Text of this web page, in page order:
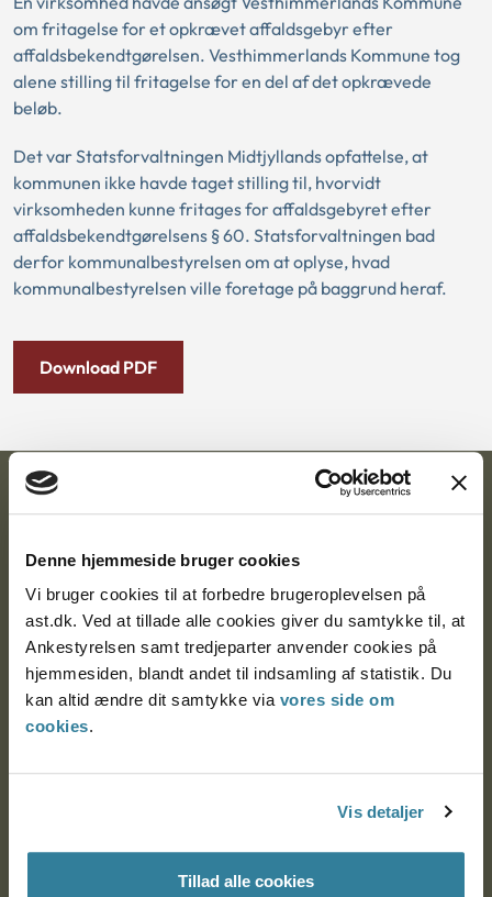
Denne hjemmeside bruger cookies
Vi bruger cookies til at forbedre brugeroplevelsen på
ast.dk. Ved at tillade alle cookies giver du samtykke til, at
Ankestyrelsen samt tredjeparter anvender cookies på
hjemmesiden, blandt andet til indsamling af statistik. Du
kan altid ændre dit samtykke via vores side om
cookies.
Vis detaljer
Tillad alle cookies
om fritagelse for et opkrævet affaldsgebyr efter
affaldsbekendtgørelsen. Vesthimmerlands Kommune tog
alene stilling til fritagelse for en del af det opkrævede
beløb.
Det var Statsforvaltningen Midtjyllands opfattelse, at
kommunen ikke havde taget stilling til, hvorvidt
virksomheden kunne fritages for affaldsgebyret efter
affaldsbekendtgørelsens § 60. Statsforvaltningen bad
derfor kommunalbestyrelsen om at oplyse, hvad
kommunalbestyrelsen ville foretage på baggrund heraf.
Download PDF
Ankestyrelsen
Nytorv 7, 2. sal
9000 Aalborg
Ankestyrelsen Aalborg
Ankestyrelsen København
EAN: 57 98 000 35 48 21